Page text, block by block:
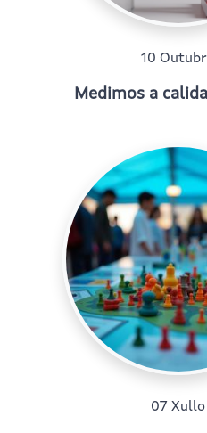
10
Medimos a
07 Xullo